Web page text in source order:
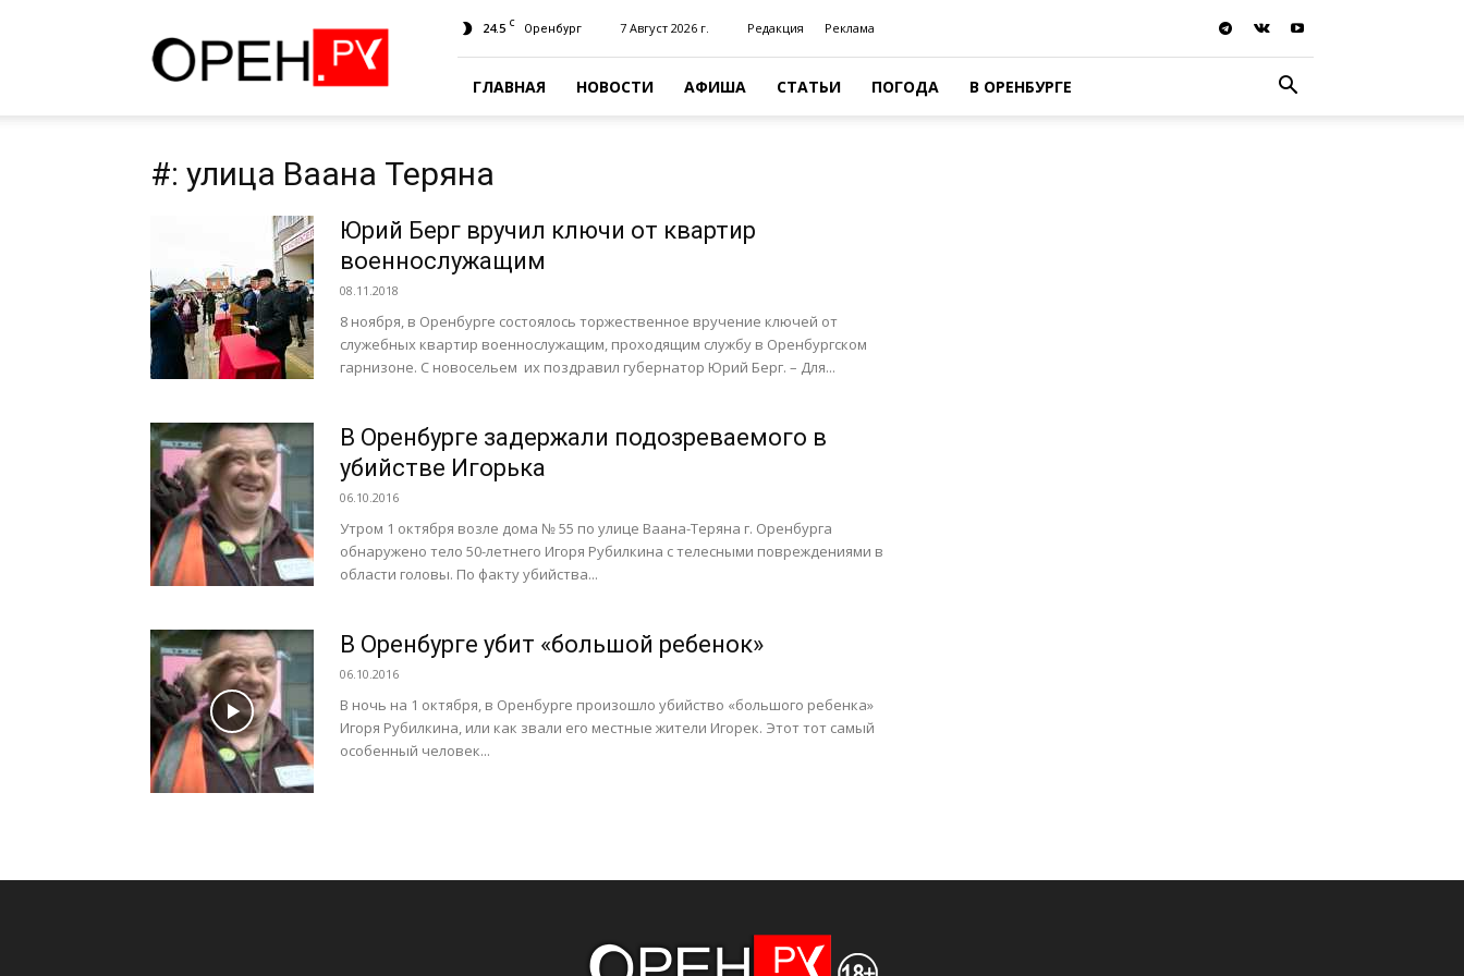
24.5 C Оренбург 7 Август 2026 г. Редакция Реклама
ГЛАВНАЯ НОВОСТИ АФИША СТАТЬИ ПОГОДА В ОРЕНБУРГЕ
#: улица Ваана Теряна
Юрий Берг вручил ключи от квартир
военнослужащим
08.11.2018
8 ноября, в Оренбурге состоялось торжественное вручение ключей от
служебных квартир военнослужащим, проходящим службу в Оренбургском
гарнизоне. С новосельем их поздравил губернатор Юрий Берг. – Для...
В Оренбурге задержали подозреваемого в
убийстве Игорька
06.10.2016
Утром 1 октября возле дома № 55 по улице Ваана-Теряна г. Оренбурга
обнаружено тело 50-летнего Игоря Рубилкина с телесными повреждениями в
области головы. По факту убийства...
В Оренбурге убит «большой ребенок»
06.10.2016
В ночь на 1 октября, в Оренбурге произошло убийство «большого ребенка»
Игоря Рубилкина, или как звали его местные жители Игорек. Этот тот самый
особенный человек...